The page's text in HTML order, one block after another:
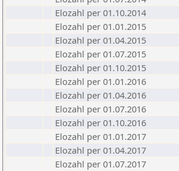
Elozahl per 01.10.2014
Elozahl per 01.01.2015
Elozahl per 01.04.2015
Elozahl per 01.07.2015
Elozahl per 01.10.2015
Elozahl per 01.01.2016
Elozahl per 01.04.2016
Elozahl per 01.07.2016
Elozahl per 01.10.2016
Elozahl per 01.01.2017
Elozahl per 01.04.2017
Elozahl per 01.07.2017